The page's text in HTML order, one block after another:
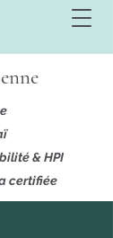
& HPI
certifiée